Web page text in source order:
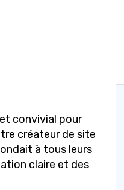
convivial pour
créateur de site
à tous leurs
claire et des